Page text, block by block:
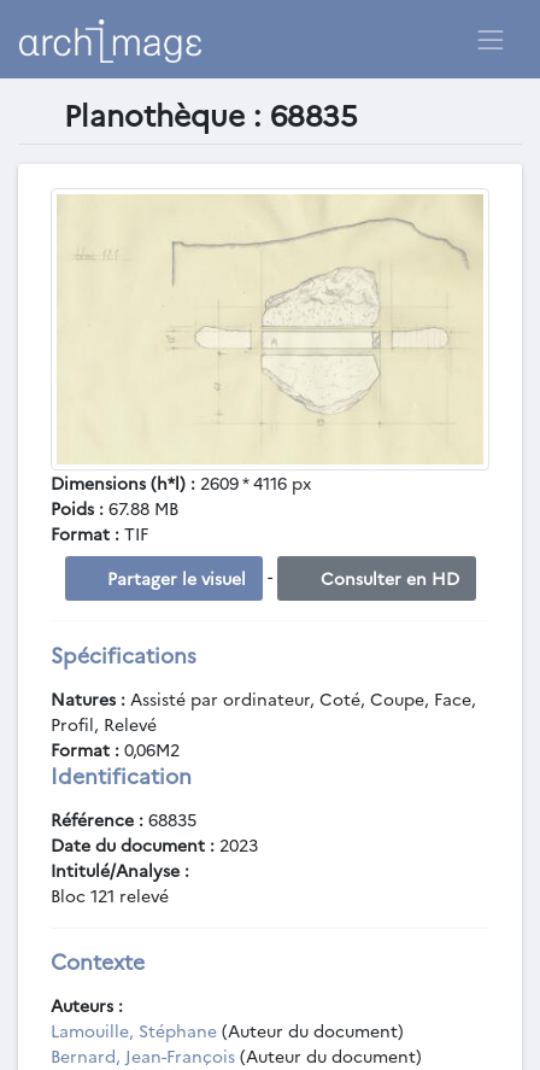
Planothèque : 68835
Dimensions (h*l) : 2609 * 4116 px
Poids : 67.88 MB
Format : TIF
Partager le visuel
- Consulter en HD
Spécifications
Natures : Assisté par ordinateur, Coté, Coupe, Face,
Profil, Relevé
Format : 0,06M2
Identification
Référence : 68835
Date du document : 2023
Intitulé/Analyse :
Bloc 121 relevé
Contexte
Auteurs :
Lamouille, Stéphane (Auteur du document)
Bernard, Jean-François (Auteur du document)